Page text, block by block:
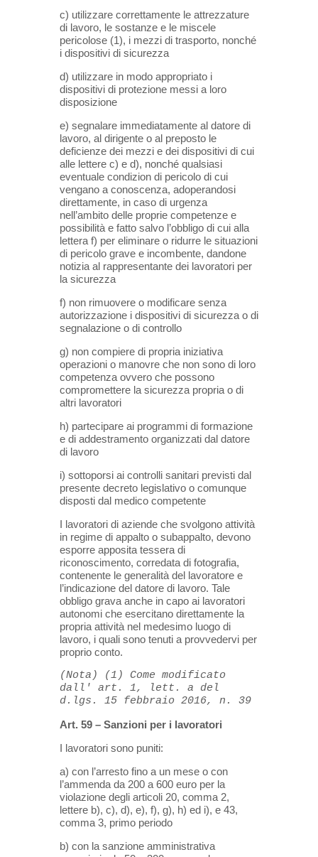
c) utilizzare correttamente le attrezzature
di lavoro, le sostanze e le miscele
pericolose (1), i mezzi di trasporto, nonché
i dispositivi di sicurezza
d) utilizzare in modo appropriato i
dispositivi di protezione messi a loro
disposizione
e) segnalare immediatamente al datore di
lavoro, al dirigente o al preposto le
deficienze dei mezzi e dei dispositivi di cui
alle lettere c) e d), nonché qualsiasi
eventuale condizion di pericolo di cui
vengano a conoscenza, adoperandosi
direttamente, in caso di urgenza
nell’ambito delle proprie competenze e
possibilità e fatto salvo l’obbligo di cui alla
lettera f) per eliminare o ridurre le situazioni
di pericolo grave e incombente, dandone
notizia al rappresentante dei lavoratori per
la sicurezza
f) non rimuovere o modificare senza
autorizzazione i dispositivi di sicurezza o di
segnalazione o di controllo
g) non compiere di propria iniziativa
operazioni o manovre che non sono di loro
competenza ovvero che possono
compromettere la sicurezza propria o di
altri lavoratori
h) partecipare ai programmi di formazione
e di addestramento organizzati dal datore
di lavoro
i) sottoporsi ai controlli sanitari previsti dal
presente decreto legislativo o comunque
disposti dal medico competente
I lavoratori di aziende che svolgono attività
in regime di appalto o subappalto, devono
esporre apposita tessera di
riconoscimento, corredata di fotografia,
contenente le generalità del lavoratore e
l’indicazione del datore di lavoro. Tale
obbligo grava anche in capo ai lavoratori
autonomi che esercitano direttamente la
propria attività nel medesimo luogo di
lavoro, i quali sono tenuti a provvedervi per
proprio conto.
(Nota) (1) Come modificato
dall' art. 1, lett. a del
d.lgs. 15 febbraio 2016, n. 39
Art. 59 – Sanzioni per i lavoratori
I lavoratori sono puniti:
a) con l’arresto fino a un mese o con
l’ammenda da 200 a 600 euro per la
violazione degli articoli 20, comma 2,
lettere b), c), d), e), f), g), h) ed i), e 43,
comma 3, primo periodo
b) con la sanzione amministrativa